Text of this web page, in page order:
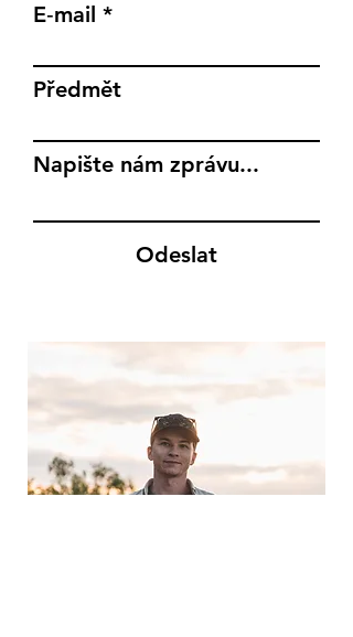
E‑mail
Předmět
Napište nám zprávu...
Odeslat